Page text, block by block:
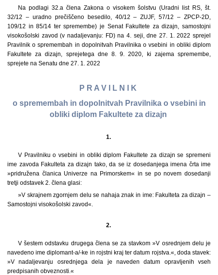
Na podlagi 32.a člena Zakona o visokem šolstvu (Uradni list RS, št.
32/12 – uradno prečiščeno besedilo, 40/12 – ZUJF, 57/12 – ZPCP-2D,
109/12 in 85/14 ter spremembe) je Senat Fakultete za dizajn, samostojni
visokošolski zavod (v nadaljevanju: FD) na 4. seji, dne 27. 1. 2022 sprejel
Pravilnik o spremembah in dopolnitvah Pravilnika o vsebini in obliki diplom
Fakultete za dizajn, sprejetega dne 8. 9. 2020, ki zajema spremembe,
sprejete na Senatu dne 27. 1. 2022
P R A V I L N I K
o spremembah in dopolnitvah Pravilnika o vsebini in
obliki diplom Fakultete za dizajn
1.
V Pravilniku o vsebini in obliki diplom Fakultete za dizajn se spremeni
ime zavoda Fakulteta za dizajn tako, da se iz dosedanjega imena črta ime
»pridružena članica Univerze na Primorskem« in se po novem dosedanji
tretji odstavek 2. člena glasi:
»V skrajnem zgornjem delu se nahaja znak in ime: Fakulteta za dizajn –
Samostojni visokošolski zavod«.
2.
V šestem odstavku drugega člena se za stavkom »V osrednjem delu je
navedeno ime diplomant-a/-ke in rojstni kraj ter datum rojstva.«, doda stavek:
»V nadaljevanju osrednjega dela je naveden datum opravljenih vseh
predpisanih obveznosti.«